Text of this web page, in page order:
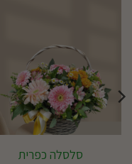
סלסלה כפרית